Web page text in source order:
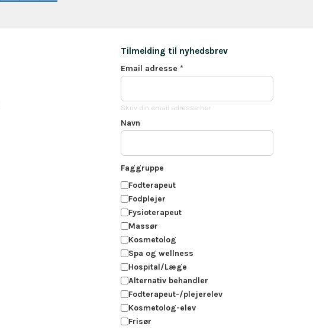
Tilmelding til nyhedsbrev
Email adresse*
Skriv din email adresse her
Navn
Faggruppe
Fodterapeut
Fodplejer
Fysioterapeut
Massør
Kosmetolog
Spa og wellness
Hospital/Læge
Alternativ behandler
Fodterapeut-/plejerelev
Kosmetolog-elev
Frisør